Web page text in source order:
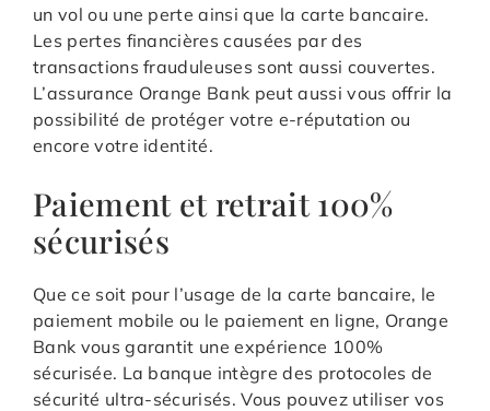
un vol ou une perte ainsi que la carte bancaire.
Les pertes financières causées par des
transactions frauduleuses sont aussi couvertes.
L’assurance Orange Bank peut aussi vous offrir la
possibilité de protéger votre e-réputation ou
encore votre identité.
Paiement et retrait 100%
sécurisés
Que ce soit pour l’usage de la carte bancaire, le
paiement mobile ou le paiement en ligne, Orange
Bank vous garantit une expérience 100%
sécurisée. La banque intègre des protocoles de
sécurité ultra-sécurisés. Vous pouvez utiliser vos